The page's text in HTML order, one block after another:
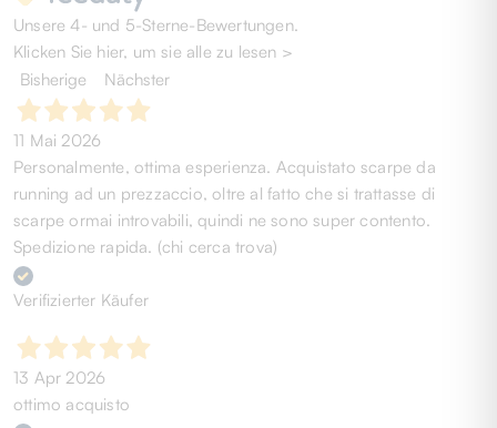
Unsere 4- und 5-Sterne-Bewertungen.
Klicken Sie hier, um sie alle zu lesen >
Bisherige
Nächster
11 Mai 2026
Personalmente, ottima esperienza. Acquistato scarpe da
running ad un prezzaccio, oltre al fatto che si trattasse di
scarpe ormai introvabili, quindi ne sono super contento.
Spedizione rapida. (chi cerca trova)
Verifizierter Käufer
13 Apr 2026
ottimo acquisto